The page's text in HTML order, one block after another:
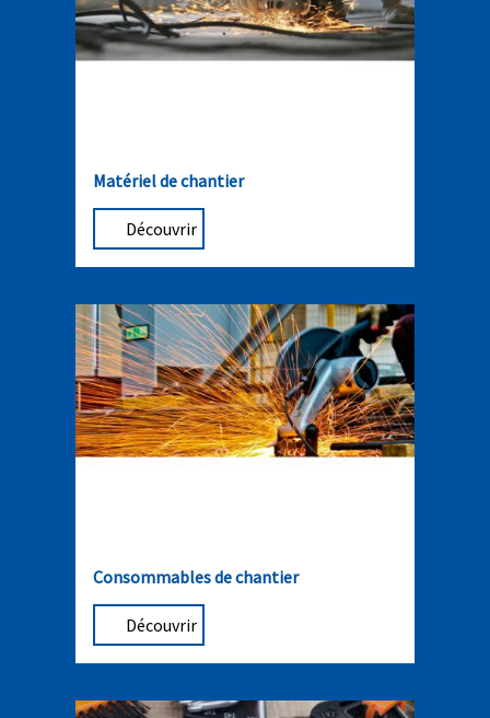
Matériel de chantier
Découvrir
Consommables de chantier
Découvrir